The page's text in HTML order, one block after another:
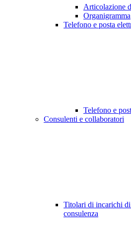
Articolazione
Organigramma
Telefono e posta
Telefono e
Consulenti e collaboratori
Titolari di incarichi
consulenza